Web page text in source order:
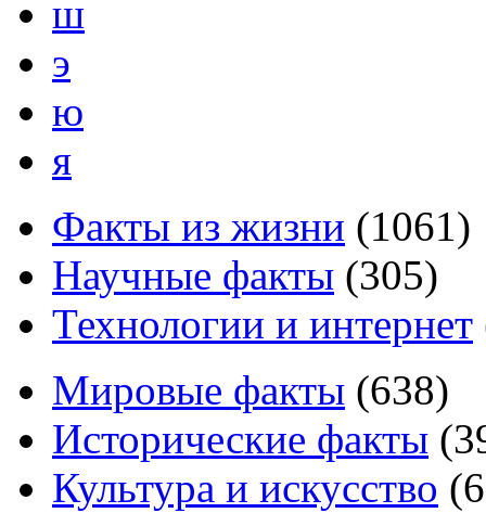
ш
э
ю
я
Факты из жизни (1061)
Научные факты (305)
Технологии и интернет
Мировые факты (638)
Исторические факты (
Культура и искусство (